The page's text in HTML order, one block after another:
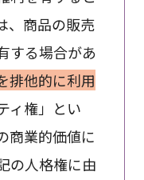
、商品の販売
する場合があ
排他的に利用
ィ権」とい
商業的価値に
の人格権に由